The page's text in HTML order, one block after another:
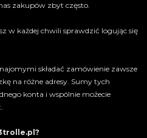
zakupów zbyt często.
w każdej chwili sprawdzić logując się
składać zamówienie zawsze
na różne adresy. Sumy tych
konta i wspólnie możecie